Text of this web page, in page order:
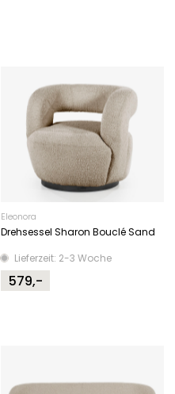
Eleonora
Drehsessel Sharon Bouclé Sand
Lieferzeit: 2-3 Woche
579,-